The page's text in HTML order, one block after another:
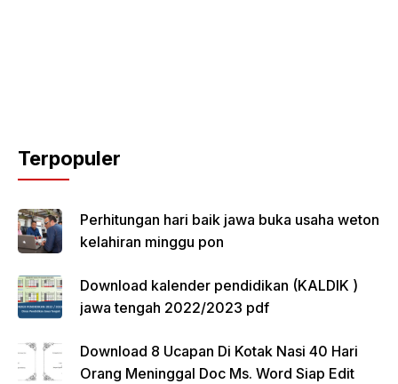
Terpopuler
Perhitungan hari baik jawa buka usaha weton
kelahiran minggu pon
Download kalender pendidikan (KALDIK )
jawa tengah 2022/2023 pdf
Download 8 Ucapan Di Kotak Nasi 40 Hari
Orang Meninggal Doc Ms. Word Siap Edit